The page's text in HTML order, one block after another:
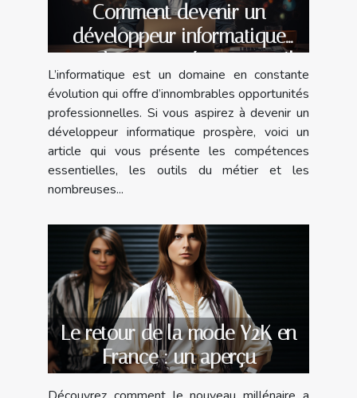
Comment devenir un
développeur informatique
prospère : compétences, outils
et opportunités ?
L’informatique est un domaine en constante
évolution qui offre d’innombrables opportunités
professionnelles. Si vous aspirez à devenir un
développeur informatique prospère, voici un
article qui vous présente les compétences
essentielles, les outils du métier et les
nombreuses...
Le retour de la mode Y2K en
France : un aperçu